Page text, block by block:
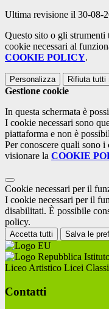
Ultima revisione il 30-08-
Questo sito o gli
cookie necessari al
COOKIE POLICY.
Personalizza Rifiuta tutti
Gestione cookie
In questa schermata è
I cookie necessari sono
piattaforma e non è
Per conoscere quali sono
visionare la COOKIE
Cookie necessari per il
I cookie necessari per il
disabilitati. È possibile
policy.
Accetta tutti Salva le
Liceo Artistico Licei
Contatti